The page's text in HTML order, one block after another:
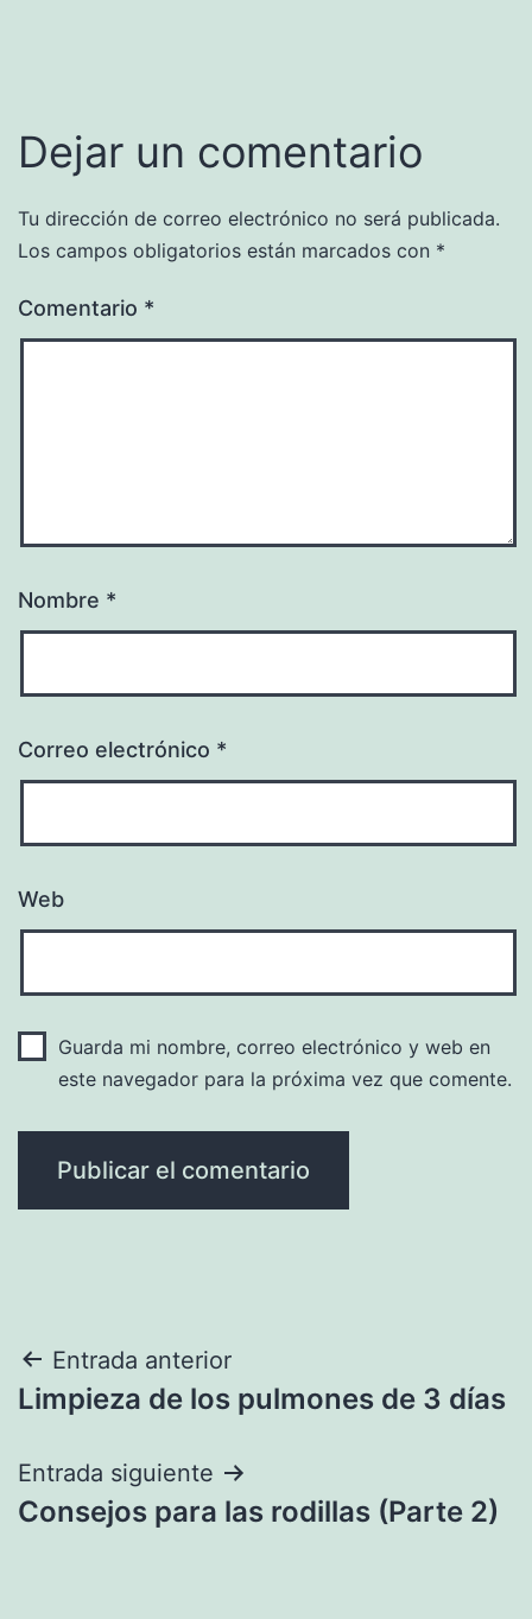
Dejar un comentario
Tu dirección de correo electrónico no será publicada.
Los campos obligatorios están marcados con *
Comentario *
Nombre *
Correo electrónico *
Web
Guarda mi nombre, correo electrónico y web en
este navegador para la próxima vez que comente.
Navegación
de
entradas
Entrada anterior
Limpieza de los pulmones de 3 días
Entrada siguiente
Consejos para las rodillas (Parte 2)